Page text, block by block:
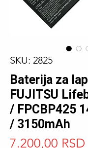
SKU: 2825
Baterija za
FUJITSU
/ FPCBP425
/ 3150mAh
7.200,00 RSD